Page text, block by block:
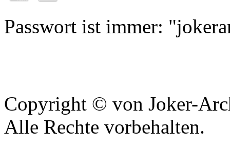
Passwort ist immer:
Copyright © von Joker-
Alle Rechte vorbehalten.